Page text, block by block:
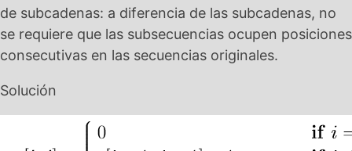
de subcadenas: a diferencia de las subcadenas, no
se requiere que las subsecuencias ocupen posiciones
consecutivas en las secuencias originales.
Solución